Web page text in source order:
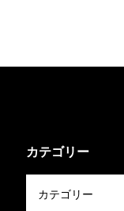
カテゴリー